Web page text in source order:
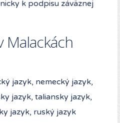
k podpisu záväznej
Malackách
jazyk, nemecký jazyk,
jazyk, taliansky jazyk,
jazyk, ruský jazyk